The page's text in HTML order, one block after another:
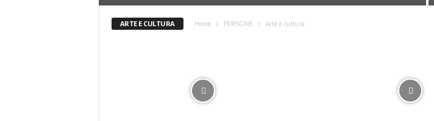
ARTE E CULTURA Home PERSONE Arte e cultura